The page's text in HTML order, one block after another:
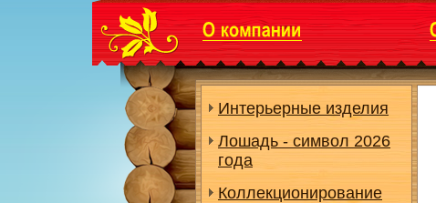
Интерьерные изделия
Лошадь - символ 2026
года
Коллекционирование